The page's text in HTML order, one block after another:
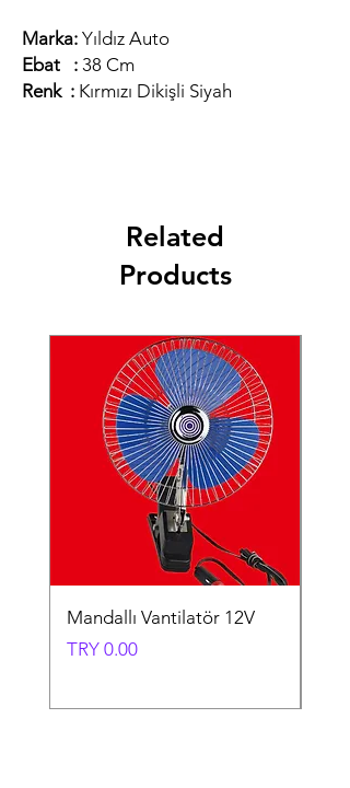
Marka: Yıldız Auto
Ebat : 38 Cm
Renk : Kırmızı Dikişli Siyah
Related
Products
Mandallı Vantilatör 12V
Price
TRY 0.00